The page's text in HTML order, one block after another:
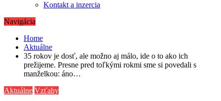
Kontakt a inzercia
Navigácia
Home
Aktuálne
35 rokov je dosť, ale možno aj málo, ide o to ako ich
prežijeme. Presne pred toľkými rokmi sme si povedali s
manželkou: áno…
Aktuálne Vzťahy